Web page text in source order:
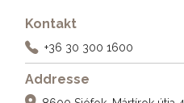
Kontakt
+36 30 300 1600
Addresse